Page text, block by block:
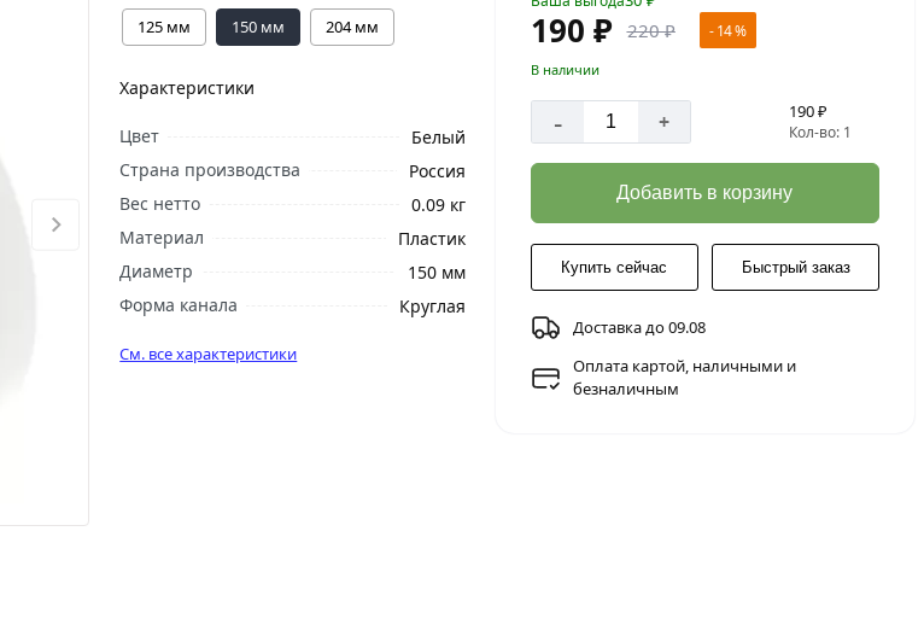
125 мм 150 мм 204 мм
Характеристики
Цвет
Белый
Страна производства
Россия
Вес нетто
0.09 кг
Материал
Пластик
Диаметр
150 мм
Форма канала
Круглая
См. все характеристики
190 ₽ 220 ₽ - 14 %
В наличии
- + 190 ₽
Кол-во: 1
Добавить в корзину
Купить сейчас Быстрый заказ
Доставка до 09.08
Оплата картой, наличными и
безналичным